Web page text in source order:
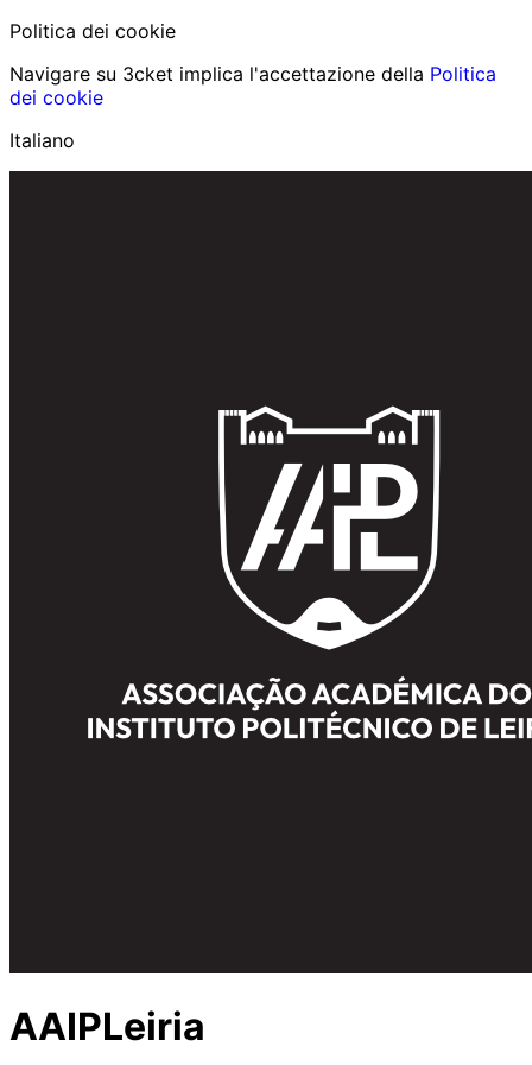
Politica dei cookie
Navigare su 3cket implica l'accettazione della Politica
dei cookie
Italiano
AAIPLeiria